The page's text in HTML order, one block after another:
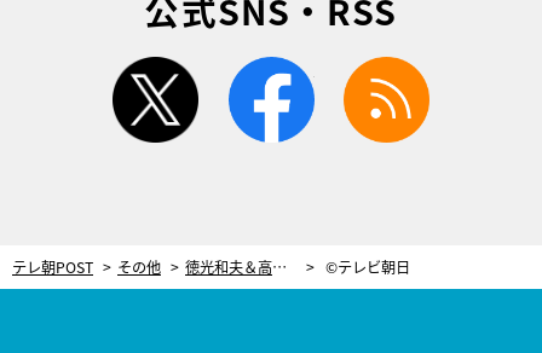
公式SNS・RSS
twitter facebook
テレ朝POST その他 徳光和夫＆高田純次、くびれ・美尻づくり専用ジムへ！現役グラビアモデルも ©テレビ朝日